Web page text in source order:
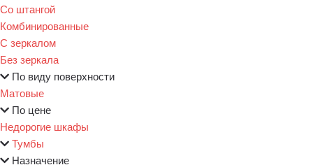
Со штангой
Комбинированные
С зеркалом
Без зеркала
По виду поверхности
Матовые
По цене
Недорогие шкафы
Тумбы
Назначение